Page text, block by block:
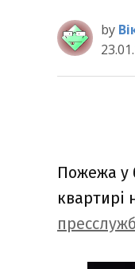
by
Пожежа у
квартирі